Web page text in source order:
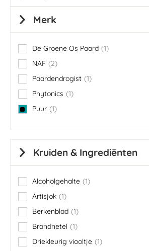
Merk
De Groene Os Paard 1
item
NAF
2
items
Paardendrogist 1
item
Phytonics
1
item
Puur 1
item
Kruiden & Ingrediënten
Alcoholgehalte 1
item
Artisjok 1
item
Berkenblad 1
item
Brandnetel
1
item
Driekleurig viooltje 1
item